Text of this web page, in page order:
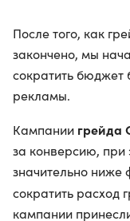
После того, как
закончено, мы
сократить бюджет
рекламы.
Кампании грейда
за конверсию, при
значительно ниже
сократить расход
кампании